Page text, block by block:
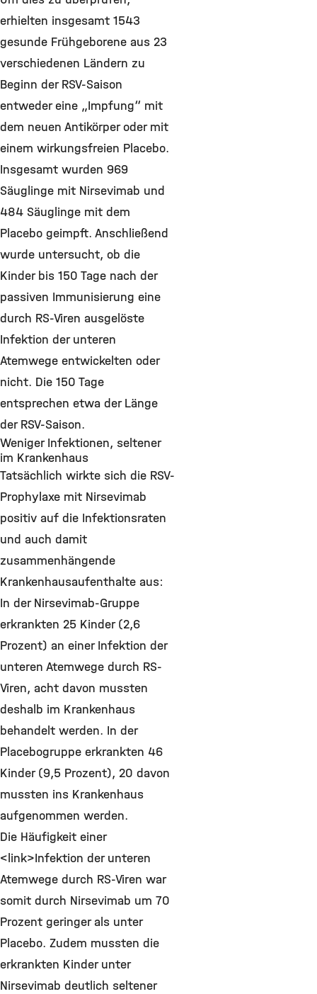
erhielten insgesamt 1543
gesunde Frühgeborene aus 23
verschiedenen Ländern zu
Beginn der RSV-Saison
entweder eine „Impfung“ mit
dem neuen Antikörper oder mit
einem wirkungsfreien Placebo.
Insgesamt wurden 969
Säuglinge mit Nirsevimab und
484 Säuglinge mit dem
Placebo geimpft. Anschließend
wurde untersucht, ob die
Kinder bis 150 Tage nach der
passiven Immunisierung eine
durch RS-Viren ausgelöste
Infektion der unteren
Atemwege entwickelten oder
nicht. Die 150 Tage
entsprechen etwa der Länge
der RSV-Saison.
Weniger Infektionen, seltener
im Krankenhaus
Tatsächlich wirkte sich die RSV-
Prophylaxe mit Nirsevimab
positiv auf die Infektionsraten
und auch damit
zusammenhängende
Krankenhausaufenthalte aus:
In der Nirsevimab-Gruppe
erkrankten 25 Kinder (2,6
Prozent) an einer Infektion der
unteren Atemwege durch RS-
Viren, acht davon mussten
deshalb im Krankenhaus
behandelt werden. In der
Placebogruppe erkrankten 46
Kinder (9,5 Prozent), 20 davon
mussten ins Krankenhaus
aufgenommen werden.
Die Häufigkeit einer
<link>Infektion der unteren
Atemwege durch RS-Viren war
somit durch Nirsevimab um 70
Prozent geringer als unter
Placebo. Zudem mussten die
erkrankten Kinder unter
Nirsevimab deutlich seltener